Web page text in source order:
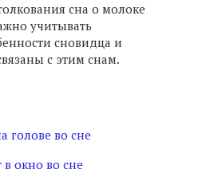
сна о молоке
учитывать
сновидца и
с этим снам.
голове во сне
окно во сне